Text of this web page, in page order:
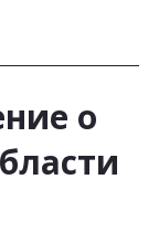
о